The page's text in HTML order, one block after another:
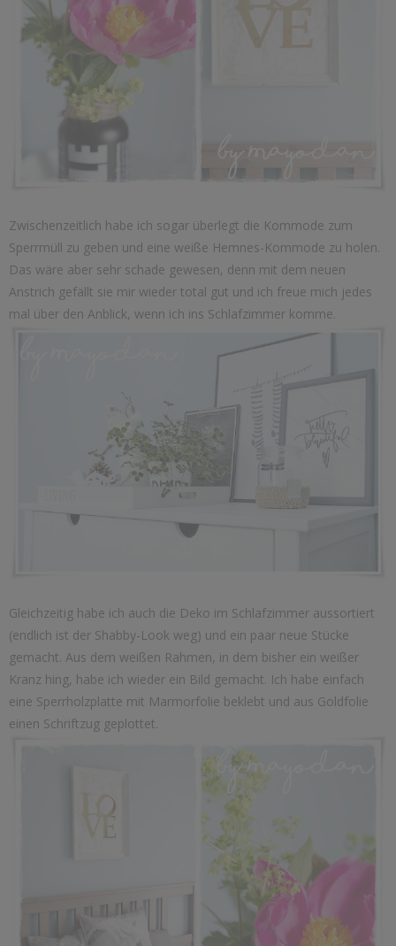
Zwischenzeitlich habe ich sogar überlegt die Kommode zum
Sperrmüll zu geben und eine weiße Hemnes-Kommode zu holen.
Das wäre aber sehr schade gewesen, denn mit dem neuen
Anstrich gefällt sie mir wieder total gut und ich freue mich jedes
mal über den Anblick, wenn ich ins Schlafzimmer komme.
Gleichzeitig habe ich auch die Deko im Schlafzimmer aussortiert
(endlich ist der Shabby-Look weg) und ein paar neue Stücke
gemacht. Aus dem weißen Rahmen, in dem bisher ein weißer
Kranz hing, habe ich wieder ein Bild gemacht. Ich habe einfach
eine Sperrholzplatte mit Marmorfolie beklebt und aus Goldfolie
einen Schriftzug geplottet.